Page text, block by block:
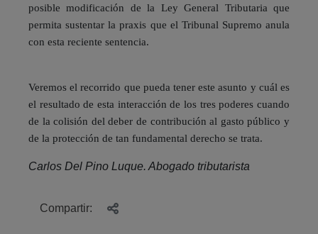
posible modificación de la Ley General Tributaria que
permita sustentar la praxis que el Tribunal Supremo anula
con esta reciente sentencia.
Veremos el recorrido que pueda tener este asunto y cuál es
el resultado de esta interacción de los tres poderes cuando
de la colisión del deber de contribución al gasto público y
de la protección de tan fundamental derecho se trata.
Carlos Del Pino Luque. Abogado tributarista
Compartir: